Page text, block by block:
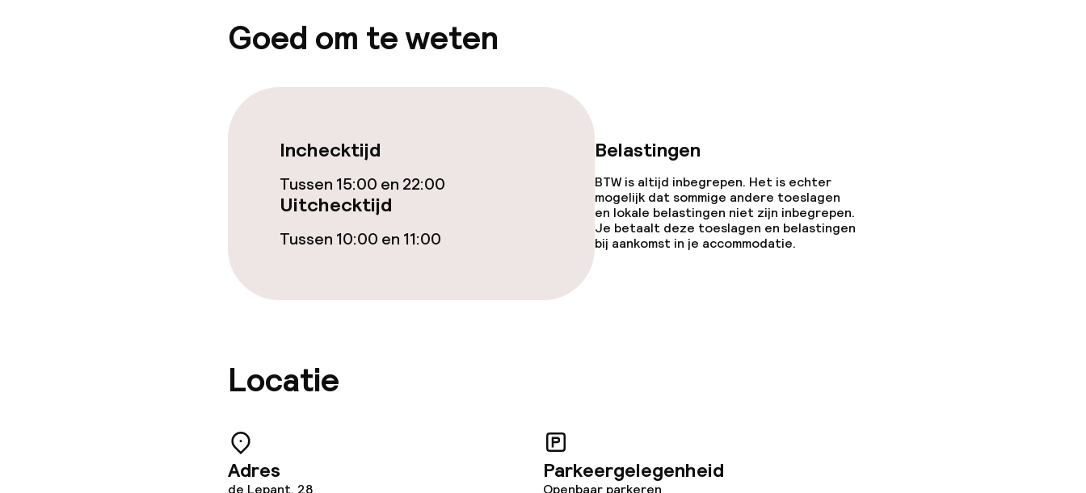
Goed om te weten
Inchecktijd
Tussen 15:00 en 22:00
Uitchecktijd
Tussen 10:00 en 11:00
Belastingen
BTW is altijd inbegrepen. Het is echter
mogelijk dat sommige andere toeslagen
en lokale belastingen niet zijn inbegrepen.
Je betaalt deze toeslagen en belastingen
bij aankomst in je accommodatie.
Locatie
Adres
de Lepant, 28
Parkeergelegenheid
Openbaar parkeren